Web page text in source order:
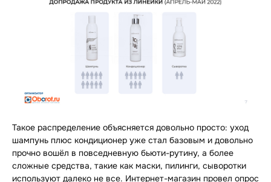
Такое распределение объясняется довольно просто: уход
шампунь плюс кондиционер уже стал базовым и довольно
прочно вошёл в повседневную бьюти-рутину, а более
сложные средства, такие как маски, пилинги, сыворотки
используют далеко не все. Интернет-магазин провел опрос